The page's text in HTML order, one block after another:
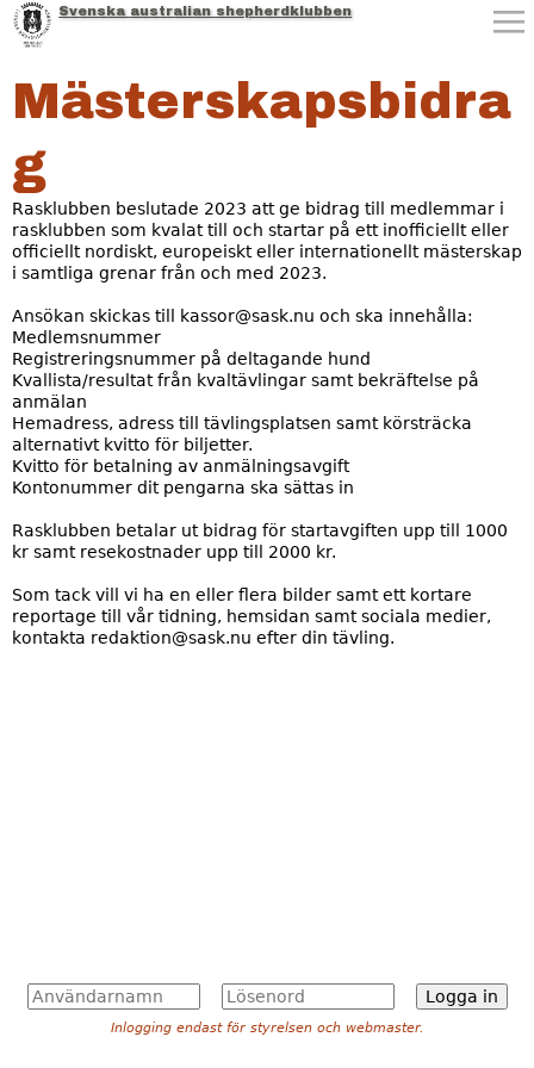
Jump to navigation
Svenska australian shepherdklubben
Mästerskapsbidra
g
Rasklubben beslutade 2023 att ge bidrag till medlemmar i
rasklubben som kvalat till och startar på ett inofficiellt eller
officiellt nordiskt, europeiskt eller internationellt mästerskap
i samtliga grenar från och med 2023.
Ansökan skickas till kassor@sask.nu och ska innehålla:
Medlemsnummer
Registreringsnummer på deltagande hund
Kvallista/resultat från kvaltävlingar samt bekräftelse på
anmälan
Hemadress, adress till tävlingsplatsen samt körsträcka
alternativt kvitto för biljetter.
Kvitto för betalning av anmälningsavgift
Kontonummer dit pengarna ska sättas in
Rasklubben betalar ut bidrag för startavgiften upp till 1000
kr samt resekostnader upp till 2000 kr.
Som tack vill vi ha en eller flera bilder samt ett kortare
reportage till vår tidning, hemsidan samt sociala medier,
kontakta redaktion@sask.nu efter din tävling.
A
n
L
ö
s
Inlogging endast för styrelsen och webmaster.